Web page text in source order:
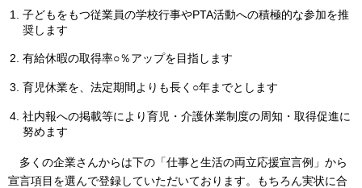
子どもをもつ従業員の学校行事やPTA活動への積極的な参加を推
奨します
有給休暇の取得率○％アップを目指します
育児休業を、法定期間よりも長く○年までとします
社内報への掲載等により育児・介護休業制度の周知・取得促進に
努めます
多 くの企業さんからは下の「仕事と生活の両立応援宣言例」から
宣言項目を選んで登録していただいております。もちろん実状に合